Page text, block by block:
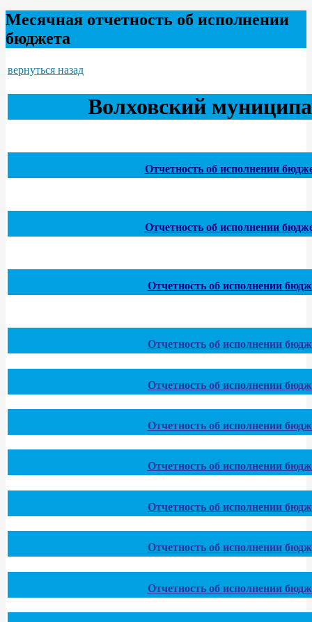
Месячная отчетность об исполнении
бюджета
вернуться назад
Волховский
Отчетность об исполнении
Отчетность об исполнении
Отчетность об исполнении
Отчетность об исполнении
Отчетность об исполнении
Отчетность об исполнении
Отчетность об исполнении
Отчетность об исполнении
Отчетность об исполнении
Отчетность об исполнении